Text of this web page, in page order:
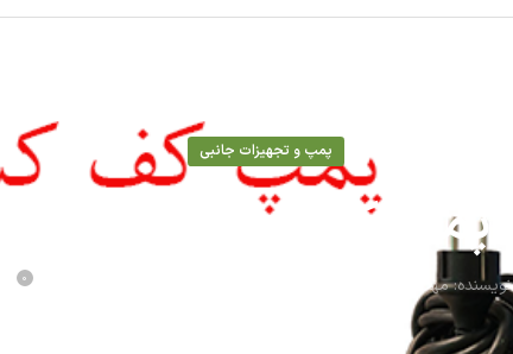
پمپ و تجهیزات جانبی
پمپ کف کش دو اینچ
نویسنده:مهندس نسترن سلیمی 0